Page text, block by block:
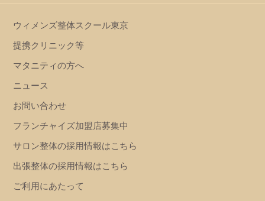
ウィメンズ整体スクール東京
提携クリニック等
マタニティの方へ
ニュース
お問い合わせ
フランチャイズ加盟店募集中
サロン整体の採用情報はこちら
出張整体の採用情報はこちら
ご利用にあたって